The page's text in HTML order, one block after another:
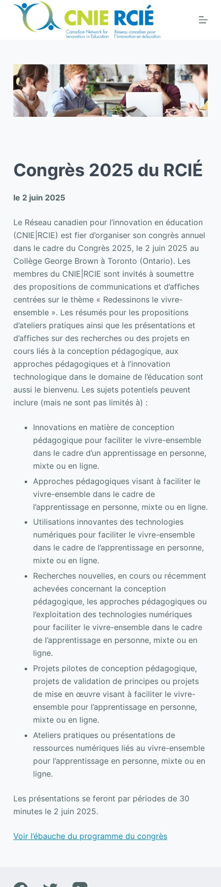
o
c
o
n
Congrès 2025 du RCIÉ
le 2 juin 2025
Le Réseau canadien pour l’innovation en éducation
(CNIE|RCIE) est fier d’organiser son congrès annuel
dans le cadre du Congrès 2025, le 2 juin 2025 au
Collège George Brown à Toronto (Ontario). Les
membres du CNIE|RCIE sont invités à soumettre
des propositions de communications et d’affiches
centrées sur le thème « Redessinons le vivre-
ensemble ». Les résumés pour les propositions
d’ateliers pratiques ainsi que les présentations et
d’affiches sur des recherches ou des projets en
cours liés à la conception pédagogique, aux
approches pédagogiques et à l’innovation
technologique dans le domaine de l’éducation sont
aussi le bienvenu. Les sujets potentiels peuvent
inclure (mais ne sont pas limités à) :
Innovations en matière de conception
pédagogique pour faciliter le vivre-ensemble
dans le cadre d’un apprentissage en personne,
mixte ou en ligne.
Approches pédagogiques visant à faciliter le
vivre-ensemble dans le cadre de
l’apprentissage en personne, mixte ou en ligne.
Utilisations innovantes des technologies
numériques pour faciliter le vivre-ensemble
dans le cadre de l’apprentissage en personne,
mixte ou en ligne.
Recherches nouvelles, en cours ou récemment
achevées concernant la conception
pédagogique, les approches pédagogiques ou
l’exploitation des technologies numériques
pour faciliter le vivre-ensemble dans le cadre
de l’apprentissage en personne, mixte ou en
ligne.
Projets pilotes de conception pédagogique,
projets de validation de principes ou projets
de mise en œuvre visant à faciliter le vivre-
ensemble pour l’apprentissage en personne,
mixte ou en ligne.
Ateliers pratiques ou présentations de
ressources numériques liés au vivre-ensemble
pour l’apprentissage en personne, mixte ou en
ligne.
Les présentations se feront par périodes de 30
minutes le 2 juin 2025.
Voir l’ébauche du programme du congrès